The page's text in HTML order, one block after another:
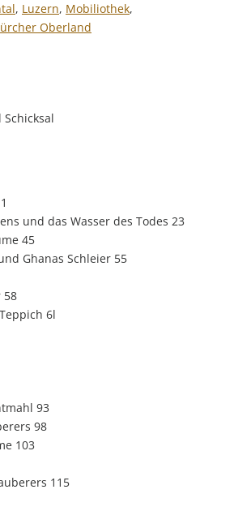
, Luzern, Mobiliothek,
Oberland
und das Wasser des Todes 23
45
Ghanas Schleier 55
58
6l
93
98
103
115